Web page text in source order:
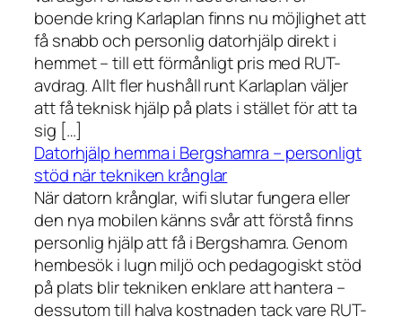
boende kring Karlaplan finns nu möjlighet att
få snabb och personlig datorhjälp direkt i
hemmet – till ett förmånligt pris med RUT-
avdrag. Allt fler hushåll runt Karlaplan väljer
att få teknisk hjälp på plats i stället för att ta
sig […]
Datorhjälp hemma i Bergshamra – personligt
stöd när tekniken krånglar
När datorn krånglar, wifi slutar fungera eller
den nya mobilen känns svår att förstå finns
personlig hjälp att få i Bergshamra. Genom
hembesök i lugn miljö och pedagogiskt stöd
på plats blir tekniken enklare att hantera –
dessutom till halva kostnaden tack vare RUT-